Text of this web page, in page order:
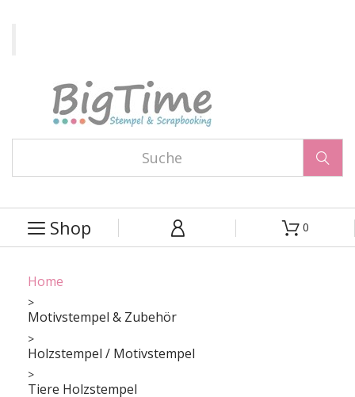

 Shop   0
Home
Motivstempel & Zubehör
Holzstempel / Motivstempel
Tiere Holzstempel